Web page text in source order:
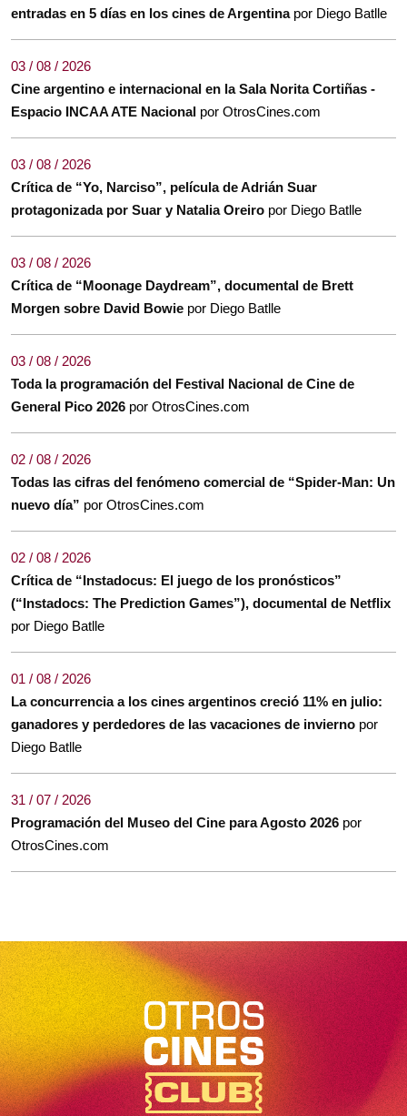
entradas en 5 días en los cines de Argentina por Diego Batlle
03 / 08 / 2026
Cine argentino e internacional en la Sala Norita Cortiñas -
Espacio INCAA ATE Nacional por OtrosCines.com
03 / 08 / 2026
Crítica de “Yo, Narciso”, película de Adrián Suar
protagonizada por Suar y Natalia Oreiro por Diego Batlle
03 / 08 / 2026
Crítica de “Moonage Daydream”, documental de Brett
Morgen sobre David Bowie por Diego Batlle
03 / 08 / 2026
Toda la programación del Festival Nacional de Cine de
General Pico 2026 por OtrosCines.com
02 / 08 / 2026
Todas las cifras del fenómeno comercial de “Spider-Man: Un
nuevo día” por OtrosCines.com
02 / 08 / 2026
Crítica de “Instadocus: El juego de los pronósticos”
(“Instadocs: The Prediction Games”), documental de Netflix
por Diego Batlle
01 / 08 / 2026
La concurrencia a los cines argentinos creció 11% en julio:
ganadores y perdedores de las vacaciones de invierno por
Diego Batlle
31 / 07 / 2026
Programación del Museo del Cine para Agosto 2026 por
OtrosCines.com